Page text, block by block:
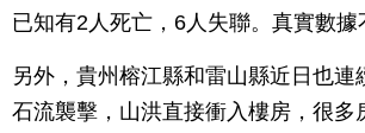
已知有2人死亡，6人失聯。真實數據
另外，貴州榕江縣和雷山縣近日也連
石流襲擊，山洪直接衝入樓房，很多